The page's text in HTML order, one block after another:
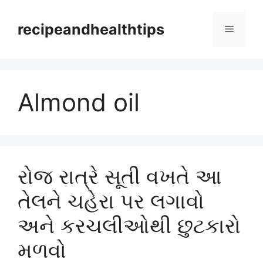
contentrecipeandhealthtips Menu
Almond oil
રોજ રાત્રે સૂતી વખતે આ
તેલને ચહેરા પર લગાવો
અને કરચલીઓથી છુટકારો
મળવો